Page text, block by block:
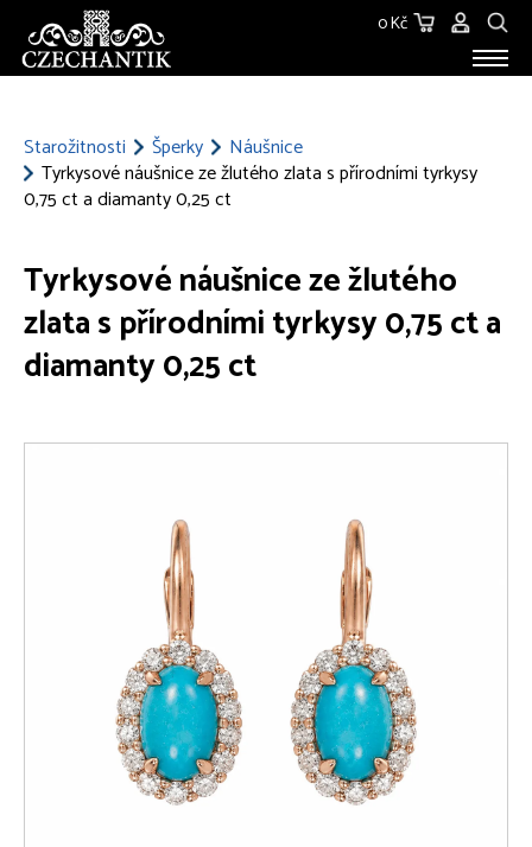
0 Kč
KONTAKT
Starožitnosti Šperky
Náušnice
Tyrkysové náušnice ze žlutého zlata s přírodními tyrkysy
0,75 ct a diamanty 0,25 ct
Tyrkysové náušnice ze žlutého
zlata s přírodními tyrkysy 0,75 ct a
diamanty 0,25 ct